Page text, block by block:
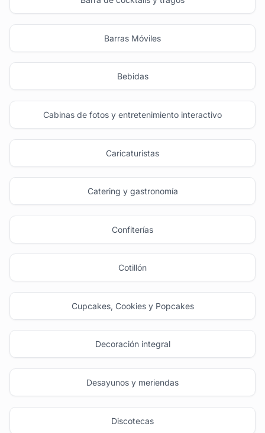
Barras Móviles
Bebidas
Cabinas de fotos y entretenimiento interactivo
Caricaturistas
Catering y gastronomía
Confiterías
Cotillón
Cupcakes, Cookies y Popcakes
Decoración integral
Desayunos y meriendas
Discotecas